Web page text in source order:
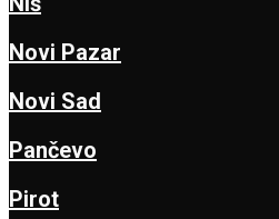
Novi Pazar
Novi Sad
Pančevo
Pirot